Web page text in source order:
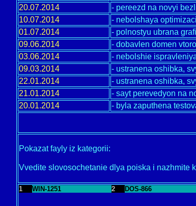
20.07.2014
- pereezd na novyi
10.07.2014
- nebolshaya
01.07.2014
- polnostyu ubrana
09.06.2014
- dobavlen domen
03.06.2014
- nebolshie
09.03.2014
- ustranena oshibka,
22.01.2014
- ustranena oshibka,
21.01.2014
- sayt perevedyon na
20.01.2014
- byla zaputhena
Pokazat fayly iz kategorii:
Vvedite slovosochetanie dlya poiska i nazhmite
1 WIN-1251 2 DOS-866